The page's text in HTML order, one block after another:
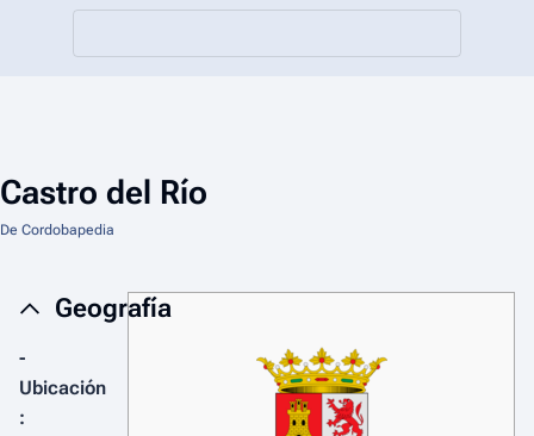
Castro del Río
De Cordobapedia
Geografía
-
Ubicación
: